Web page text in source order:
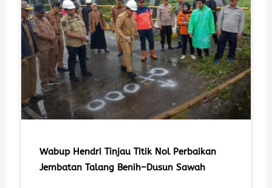
Wabup Hendri Tinjau Titik Nol Perbaikan
Jembatan Talang Benih–Dusun Sawah